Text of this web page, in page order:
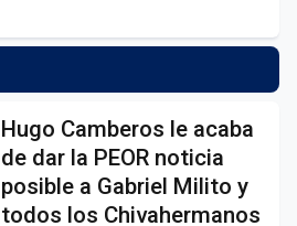
Hugo Camberos le acaba
de dar la PEOR noticia
posible a Gabriel Milito y
todos los Chivahermanos